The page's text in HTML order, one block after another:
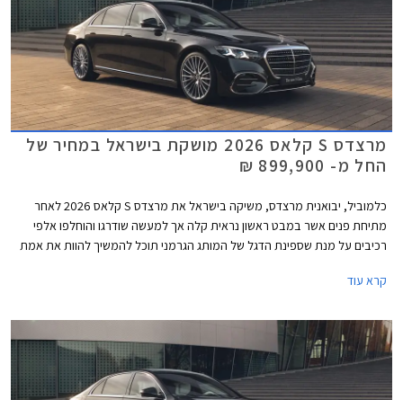
מרצדס S קלאס 2026 מושקת בישראל במחיר של
החל מ- 899,900 ₪
כלמוביל, יבואנית מרצדס, משיקה בישראל את מרצדס S קלאס 2026 לאחר
מתיחת פנים אשר במבט ראשון נראית קלה אך למעשה שודרגו והוחלפו אלפי
רכיבים על מנת שספינת הדגל של המותג הגרמני תוכל להמשיך להוות את אמת
קרא עוד